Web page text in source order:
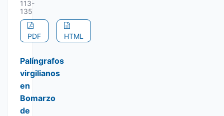
113-
135
PDF HTML
Palíngrafos
virgilianos
en
Bomarzo
de